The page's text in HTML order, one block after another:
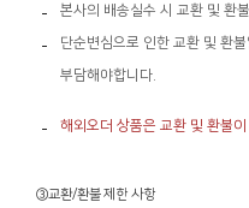
본사의 배송실수 시 교환 및 환
단순변심으로 인한 교환 및 환
부담해야합니다.
해외오더 상품은 교환 및 환불이
③교환/환불 제한 사항